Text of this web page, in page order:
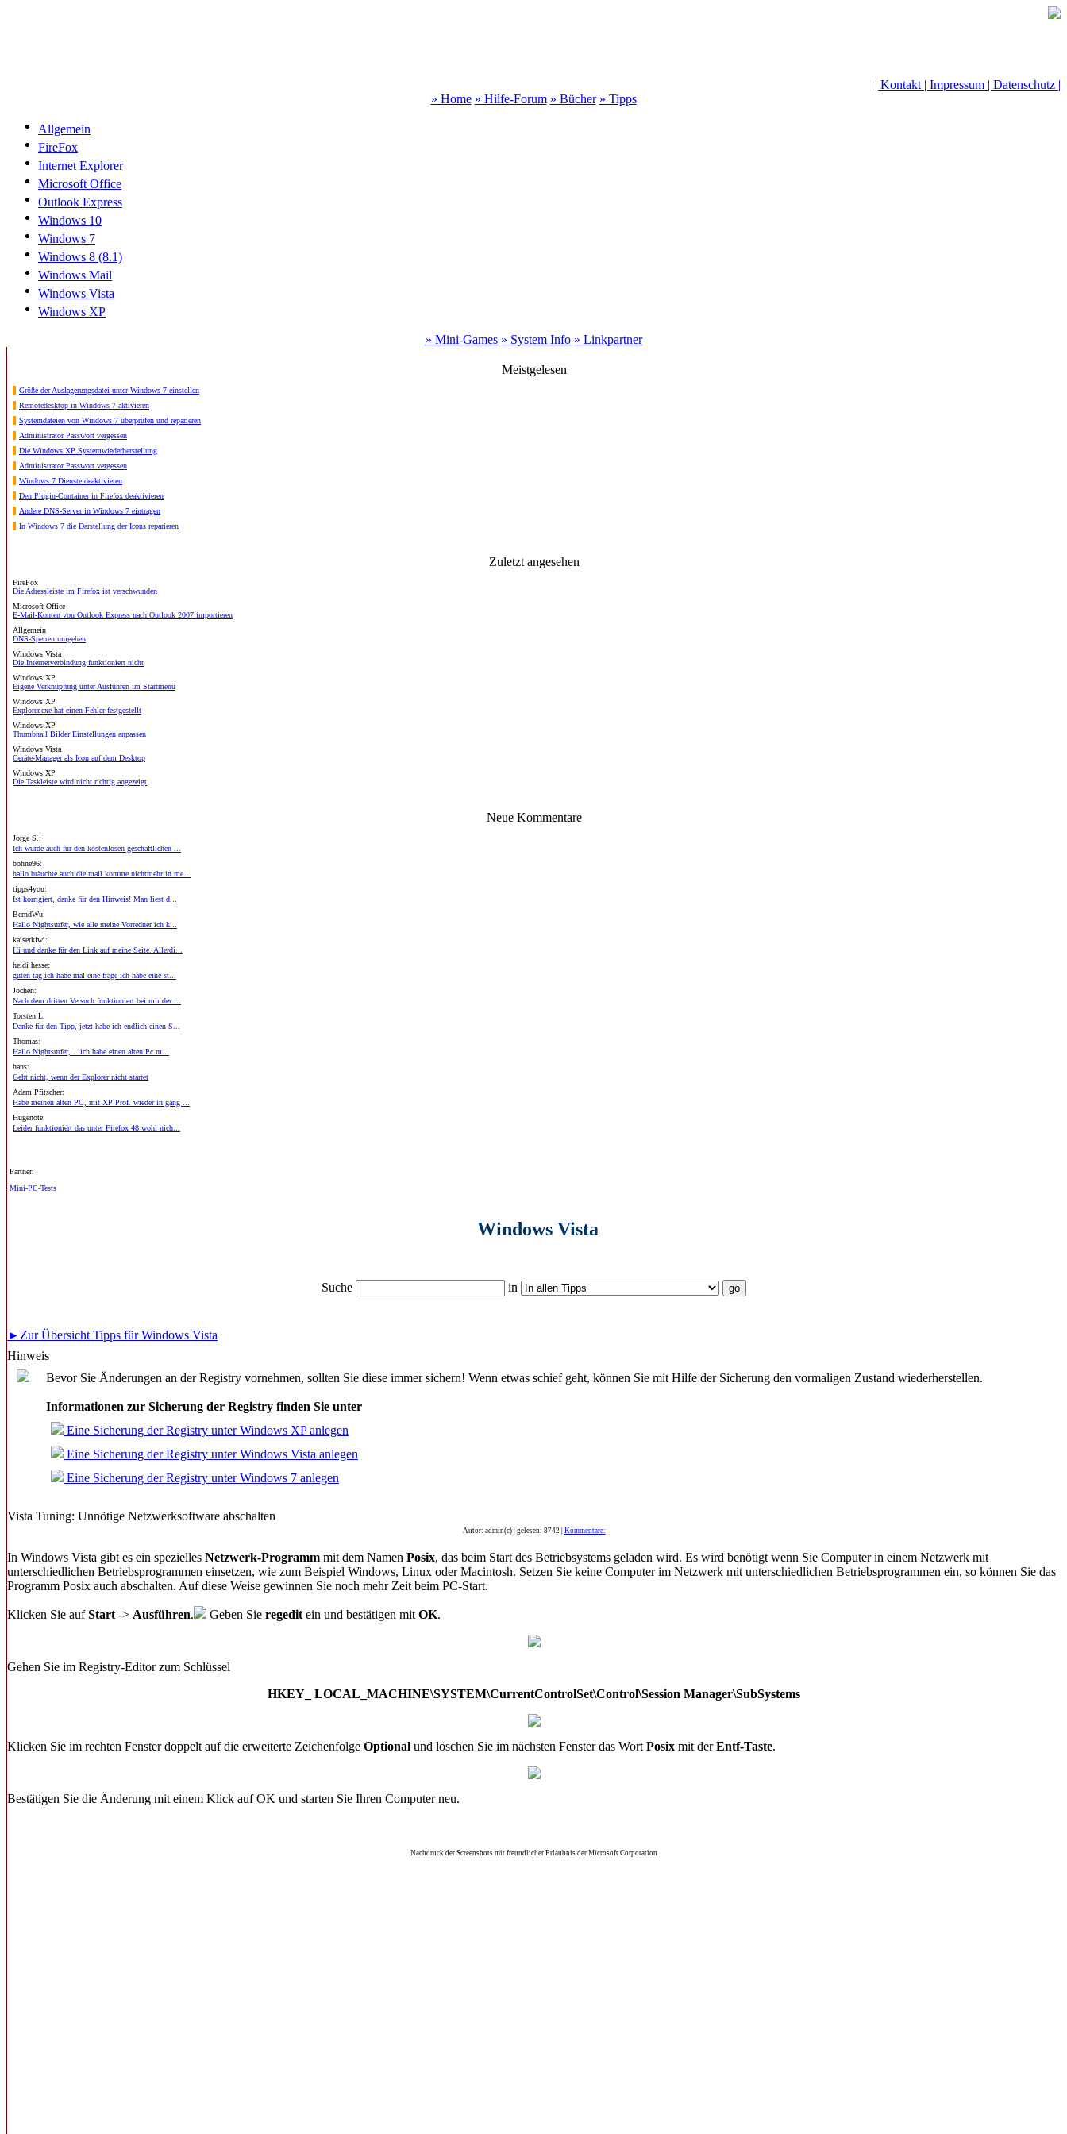
| Kontakt | Impressum | Datenschutz |
» Home » Hilfe-Forum » Bücher » Tipps
Allgemein
FireFox
Internet Explorer
Microsoft Office
Outlook Express
Windows 10
Windows 7
Windows 8 (8.1)
Windows Mail
Windows Vista
Windows XP
» Mini-Games » System Info » Linkpartner
Meistgelesen
Größe der Auslagerungsdatei unter Windows 7 einstellen
Remotedesktop in Windows 7 aktivieren
Systemdateien von Windows 7 überprüfen und reparieren
Administrator Passwort vergessen
Die Windows XP Systemwiederherstellung
Administrator Passwort vergessen
Windows 7 Dienste deaktivieren
Den Plugin-Container in Firefox deaktivieren
Andere DNS-Server in Windows 7 eintragen
In Windows 7 die Darstellung der Icons reparieren
Zuletzt angesehen
FireFox
Die Adressleiste im Firefox ist verschwunden
Microsoft Office
E-Mail-Konten von Outlook Express nach Outlook 2007 importieren
Allgemein
DNS-Sperren umgehen
Windows Vista
Die Internetverbindung funktioniert nicht
Windows XP
Eigene Verknüpfung unter Ausführen im Startmenü
Windows XP
Explorer.exe hat einen Fehler festgestellt
Windows XP
Thumbnail Bilder Einstellungen anpassen
Windows Vista
Geräte-Manager als Icon auf dem Desktop
Windows XP
Die Taskleiste wird nicht richtig angezeigt
Neue Kommentare
Jorge S.:
Ich würde auch für den kostenlosen geschäftlichen ...
bohne96:
hallo bräuchte auch die mail komme nichtmehr in me...
tipps4you:
Ist korrigiert, danke für den Hinweis! Man liest d...
BerndWu:
Hallo Nightsurfer, wie alle meine Vorredner ich k...
kaiserkiwi:
Hi und danke für den Link auf meine Seite. Allerdi...
heidi hesse:
guten tag ich habe mal eine frage ich habe eine st...
Jochen:
Nach dem dritten Versuch funktioniert bei mir der ...
Torsten L:
Danke für den Tipp, jetzt habe ich endlich einen S...
Thomas:
Hallo Nightsurfer, ...ich habe einen alten Pc m...
hans:
Geht nicht, wenn der Explorer nicht startet
Adam Pfitscher:
Habe meinen alten PC, mit XP Prof. wieder in gang ...
Hugenote:
Leider funktioniert das unter Firefox 48 wohl nich...
Partner:
Mini-PC-Tests
Windows Vista
Suche in
►Zur Übersicht Tipps für Windows Vista
Hinweis
Bevor Sie Änderungen an der Registry vornehmen, sollten Sie diese immer sichern! Wenn etwas schief geht, können Sie mit Hilfe der Sicherung den vormaligen Zustand wiederherstellen.
Informationen zur Sicherung der Registry finden Sie unter
Eine Sicherung der Registry unter Windows XP anlegen
Eine Sicherung der Registry unter Windows Vista anlegen
Eine Sicherung der Registry unter Windows 7 anlegen
Vista Tuning: Unnötige Netzwerksoftware abschalten
Autor: admin(c) | gelesen: 8742 | Kommentare:
In Windows Vista gibt es ein spezielles Netzwerk-Programm mit dem Namen Posix, das beim Start des Betriebsystems geladen wird. Es wird benötigt wenn Sie Computer in einem Netzwerk mit
unterschiedlichen Betriebsprogrammen einsetzen, wie zum Beispiel Windows, Linux oder Macintosh. Setzen Sie keine Computer im Netzwerk mit unterschiedlichen Betriebsprogrammen ein, so können Sie das
Programm Posix auch abschalten. Auf diese Weise gewinnen Sie noch mehr Zeit beim PC-Start.
Klicken Sie aufStart -> Ausführen. Geben Sie regedit ein und bestätigen mit OK.
Gehen Sie im Registry-Editor zum Schlüssel
HKEY_ LOCAL_MACHINE\SYSTEM\CurrentControlSet\Control\Session Manager\SubSystems
Klicken Sie im rechten Fenster doppelt auf die erweiterte Zeichenfolge Optional und löschen Sie im nächsten Fenster das Wort Posix mit derEntf-Taste.
Bestätigen Sie die Änderung mit einem Klick auf OK und starten Sie Ihren Computer neu.
Nachdruck der Screenshots mit freundlicher Erlaubnis der Microsoft Corporation